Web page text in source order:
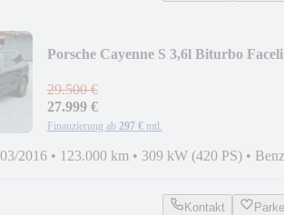
Porsche Cayenne S 3,6l Biturbo
29.500 €
27.999 €
Finanzierung ab 297 € mtl.
2016 • 123.000 km • 309 kW (420 PS) •
Kontakt